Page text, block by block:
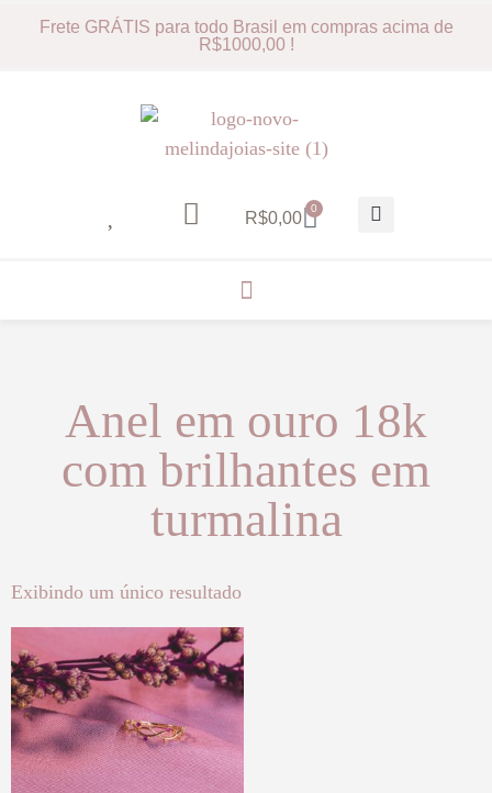
Frete GRÁTIS para todo Brasil em compras acima de
R$1000,00 !
R$0,00 0
Anel em ouro 18k
com brilhantes em
turmalina
Exibindo um único resultado